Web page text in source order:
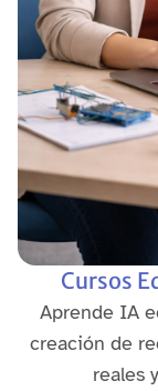
Cursos
Aprende IA
creación de
reales